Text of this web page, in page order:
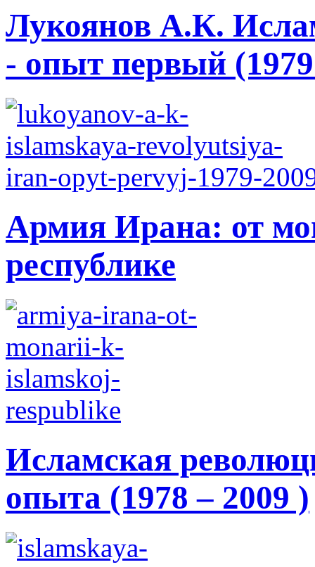
Лукоянов А.К.
- опыт первый
Армия Ирана: от
республике
Исламская
опыта (1978 – 2009 )